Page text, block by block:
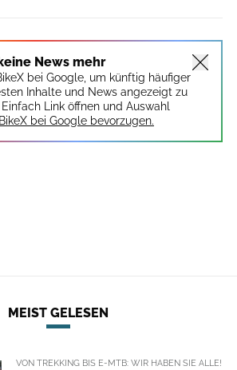
News mehr
bei Google, um künftig häufiger
Inhalte und News angezeigt zu
Link öffnen und Auswahl
BikeX bei Google bevorzugen.
MEIST GELESEN
VON TREKKING BIS E-MTB: WIR HABEN SIE ALLE!